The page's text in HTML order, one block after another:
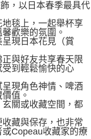
，以日本春季最具代
毯上，一起舉杯享
歡樂的氛圍。
現日本花見（賞
與好友共享春天限
到輕鬆愉快的心
現角色神情、啤酒
值。
關或收藏空間，都
藏與保存，也非常
Copeau收藏家的療